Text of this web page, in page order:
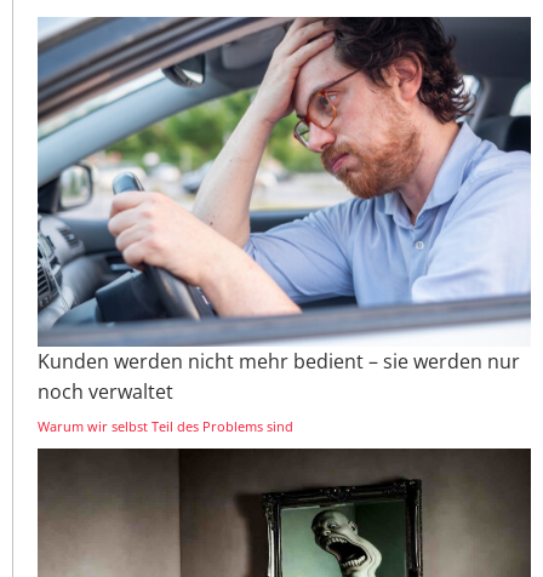
Kunden werden nicht mehr bedient – sie werden nur
noch verwaltet
Warum wir selbst Teil des Problems sind